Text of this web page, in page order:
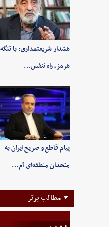
هشدار شریعتمداری: با تنگه
هرمز، راه تنفس…
پیام قاطع و صریح ایران به
متحدان منطقه‌ای آم…
مطالب برتر